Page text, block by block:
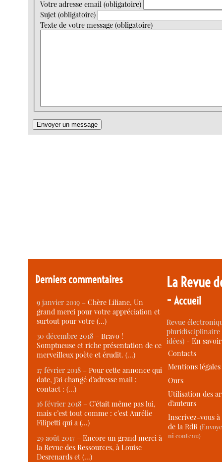
Votre adresse email (obligatoire)
Sujet (obligatoire)
Texte de votre message (obligatoire)
Derniers commentaires
9 janvier 2019 –Chère Liliane, Un
grand merci pour votre appréciation et
surtout pour votre (…)
30 décembre 2018 –Bravo !
Somptueuse et riche présentation de ce
merveilleux poète et érudit. (…)
17 février 2018 –Pour cette annonce qui
date, j’ai changé d’adresse mail :
contact : (…)
16 février 2018 –C’était même pas lui,
mais c’est tout comme : c’est Aurélie
Filipetti qui a (…)
29 août 2017 –Encore un grand merci à
la Revue des Ressources, à Louise
Desrenards et (…)
La Revue
-Accueil
Revue
idées) -En
Contacts
Mentions légales
Ours
Utilisation des
d’auteurs
Inscrivez-vous
de la RdR
ni contenu)